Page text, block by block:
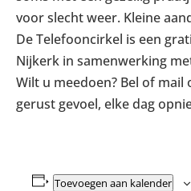
voor slecht weer. Kleine
De Telefooncirkel is een
Nijkerk in samenwerking
Wilt u meedoen? Bel of mail
gerust gevoel, elke dag
Toevoegen aan kalender